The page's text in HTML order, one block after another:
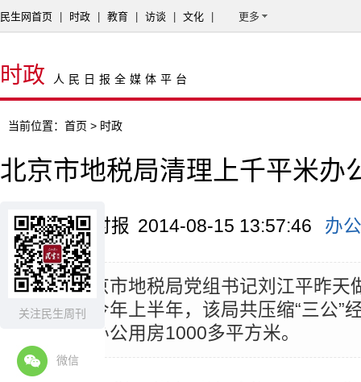
关注民生周刊
微信
民生网首页 时政 教育 访谈 文化 更多
时政 人民日报全媒体平台
当前位置： 首页 > 时政
北京市地税局清理上千平米办
来源：京华时报 2014-08-15 13:57:46 办
摘要：北京市地税局党组书记刘江平昨天
露，截至今年上半年，该局共压缩“三公”
清理超标办公用房1000多平方米。